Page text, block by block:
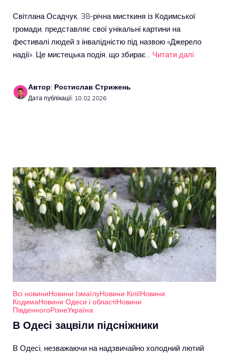
Світлана Осадчук, 38-річна мисткиня із Кодимської
громади, представляє свої унікальні картини на
фестивалі людей з інвалідністю під назвою «Джерело
надії». Це мистецька подія, що збирає… Читати далі
Автор: Ростислав Стрижень
Дата публікації: 18.02.2026
Всі новиниНовини ІзмаїлуНовини КіліїНовини
КодимаНовини Одеси і областіНовини
ПівденногоРізнеУкраїна
В Одесі зацвіли підсніжники
В Одесі, незважаючи на надзвичайно холодний лютий